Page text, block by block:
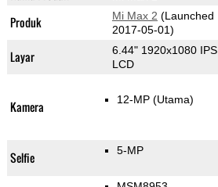
Produk Mi Max 2 (Launched
2017-05-01)
Layar
6.44" 1920x1080 IPS
LCD
Kamera 12-MP (Utama)
Selfie 5-MP